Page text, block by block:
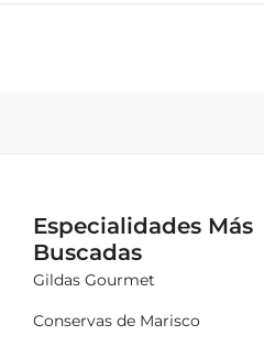
Especialidades Más
Buscadas
Gildas Gourmet
Conservas de Marisco